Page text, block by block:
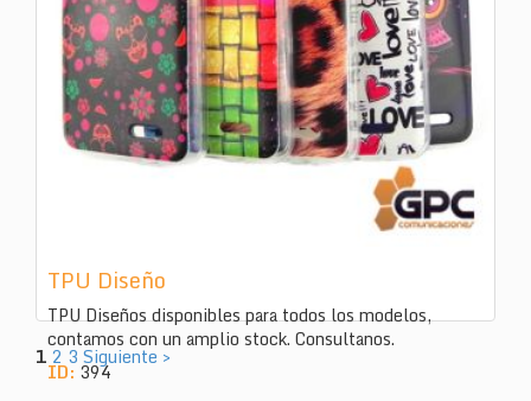
TPU Diseño
TPU Diseños disponibles para todos los modelos,
contamos con un amplio stock. Consultanos.
ID:394
1 2 3 Siguiente >